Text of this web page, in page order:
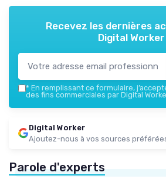
Recevez les dernières
Digital Worker
* En remplissant ce formulaire,
des fins commerciales par Digital
Digital Worker
Ajoutez-nous à vos sources
Parole d'experts